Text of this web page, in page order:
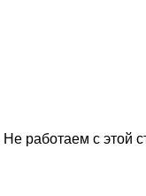
Не работаем с этой